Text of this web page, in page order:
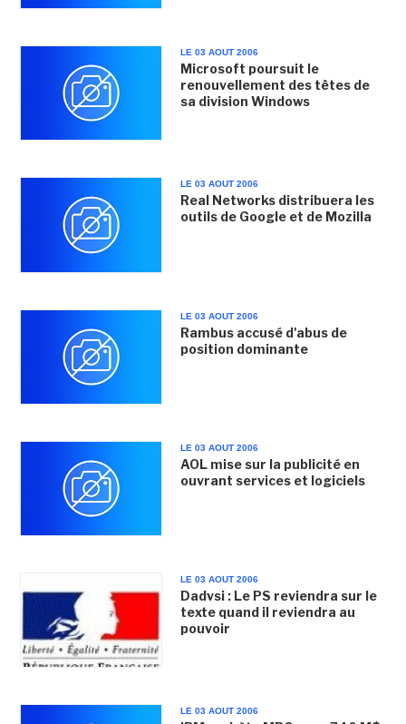
LE 03 AOUT 2006
Microsoft poursuit le
renouvellement des têtes de
sa division Windows
LE 03 AOUT 2006
Real Networks distribuera les
outils de Google et de Mozilla
LE 03 AOUT 2006
Rambus accusé d'abus de
position dominante
LE 03 AOUT 2006
AOL mise sur la publicité en
ouvrant services et logiciels
LE 03 AOUT 2006
Dadvsi : Le PS reviendra sur le
texte quand il reviendra au
pouvoir
LE 03 AOUT 2006